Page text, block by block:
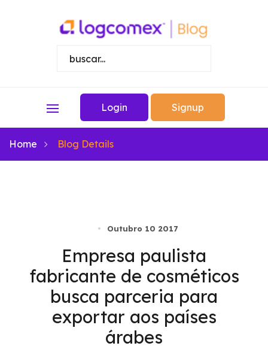
Login Signup
Home Blog Details
Outubro 10 2017
Empresa paulista
fabricante de cosméticos
busca parceria para
exportar aos países
árabes